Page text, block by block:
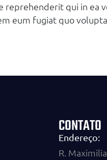
reprehenderit qui in ea
eum fugiat quo
CONTATO
Endereço:
R.